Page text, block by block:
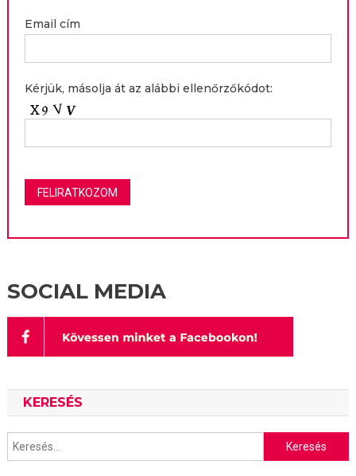
Email cím
Kérjük, másolja át az alábbi ellenőrzőkódot:
SOCIAL MEDIA
KERESÉS
Keresés: